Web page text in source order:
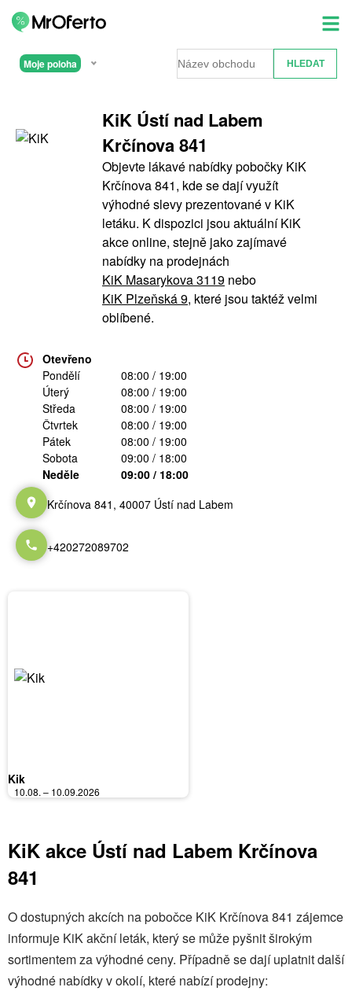
Moje poloha
KiK Ústí nad Labem
Krčínova 841
Objevte lákavé nabídky pobočky KiK
Krčínova 841, kde se dají využít
výhodné slevy prezentované v KiK
letáku. K dispozici jsou aktuální KiK
akce online, stejně jako zajímavé
nabídky na prodejnách
KiK Masarykova 3119 nebo
KiK Plzeňská 9, které jsou taktéž velmi
oblíbené.
Otevřeno
Pondělí
08:00 / 19:00
Úterý
08:00 / 19:00
Středa
08:00 / 19:00
Čtvrtek
08:00 / 19:00
Pátek
08:00 / 19:00
Sobota
09:00 / 18:00
Neděle
09:00 / 18:00
Krčínova 841, 40007 Ústí nad Labem
+420272089702
Kik
10.08. – 10.09.2026
KiK akce Ústí nad Labem Krčínova
841
O dostupných akcích na pobočce KiK Krčínova 841 zájemce
informuje KiK akční leták, který se může pyšnit širokým
sortimentem za výhodné ceny. Případně se dají uplatnit další
výhodné nabídky v okolí, které nabízí prodejny: